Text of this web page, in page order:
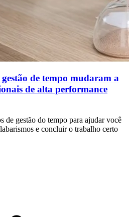
gestão de tempo mudaram a
de alta performance
de gestão do tempo para ajudar você
e concluir o trabalho certo